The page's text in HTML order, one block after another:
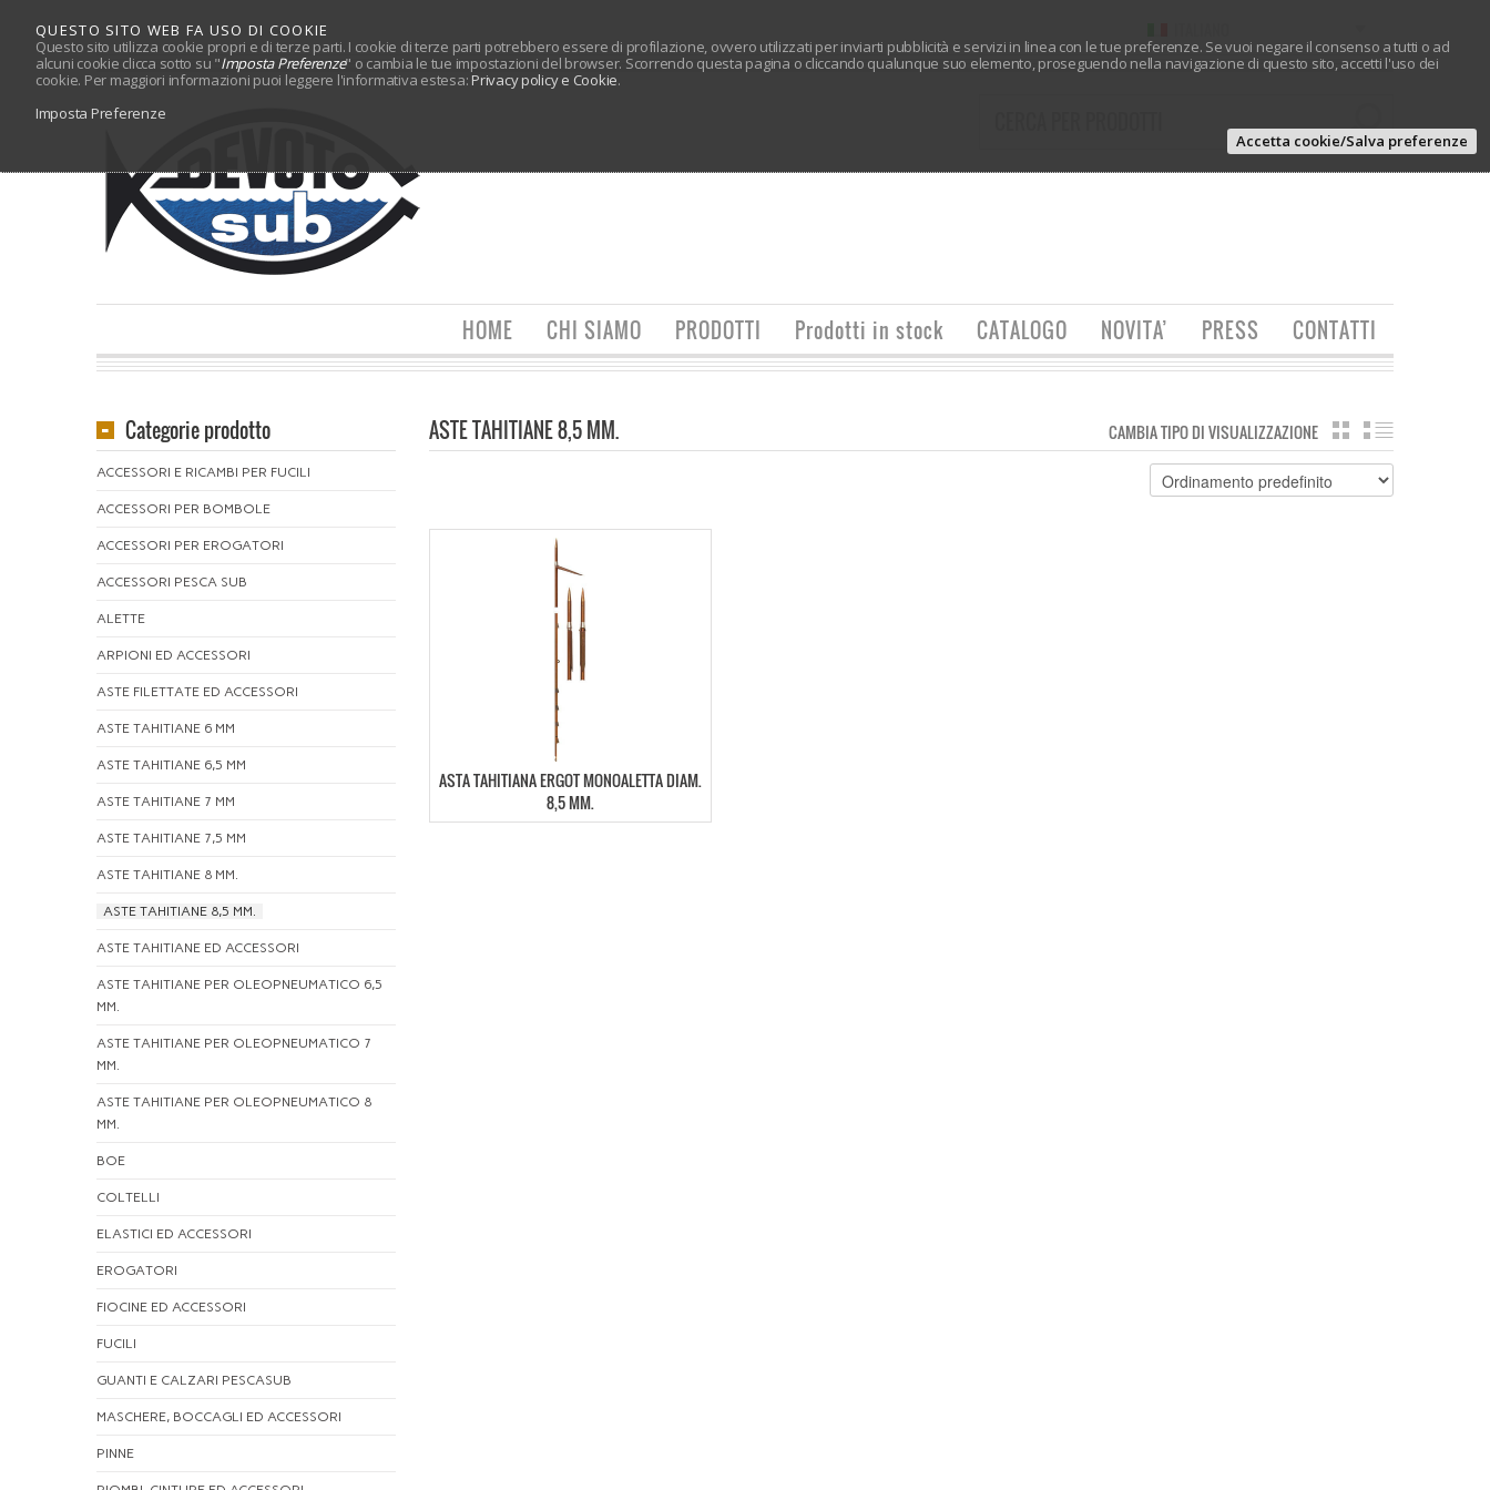
QUESTO SITO WEB FA USO DI COOKIE
Questo sito utilizza cookie propri e di terze parti. I cookie di terze parti potrebbero essere di profilazione, ovvero utilizzati per inviarti pubblicità e servizi in linea con le tue preferenze. Se vuoi negare il consenso a tutti o ad
alcuni cookie clicca sotto su "Imposta Preferenze" o cambia le tue impostazioni del browser. Scorrendo questa pagina o cliccando qualunque suo elemento, proseguendo nella navigazione di questo sito, accetti l'uso dei
cookie. Per maggiori informazioni puoi leggere l'informativa estesa: Privacy policy e Cookie.
Imposta Preferenze
Accetta cookie/Salva preferenze
HOME CHI SIAMO PRODOTTI Prodotti in stock CATALOGO NOVITA’ PRESS CONTATTI
ASTE TAHITIANE 8,5 MM. CAMBIA TIPO DI VISUALIZZAZIONE GRIGLIA
ASTA TAHITIANA ERGOT MONOALETTA DIAM.
8,5 MM.
Categorie prodotto
ACCESSORI E RICAMBI PER FUCILI
ACCESSORI PER BOMBOLE
ACCESSORI PER EROGATORI
ACCESSORI PESCA SUB
ALETTE
ARPIONI ED ACCESSORI
ASTE FILETTATE ED ACCESSORI
ASTE TAHITIANE 6 MM
ASTE TAHITIANE 6,5 MM
ASTE TAHITIANE 7 MM
ASTE TAHITIANE 7,5 MM
ASTE TAHITIANE 8 MM.
ASTE TAHITIANE 8,5 MM.
ASTE TAHITIANE ED ACCESSORI
ASTE TAHITIANE PER OLEOPNEUMATICO 6,5
MM.
ASTE TAHITIANE PER OLEOPNEUMATICO 7
MM.
ASTE TAHITIANE PER OLEOPNEUMATICO 8
MM.
BOE
COLTELLI
ELASTICI ED ACCESSORI
EROGATORI
FIOCINE ED ACCESSORI
FUCILI
GUANTI E CALZARI PESCASUB
MASCHERE, BOCCAGLI ED ACCESSORI
PINNE